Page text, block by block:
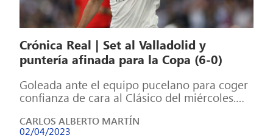
Crónica Real | Set al Valladolid y
puntería afinada para la Copa (6-0)
Goleada ante el equipo pucelano para coger
confianza de cara al Clásico del miércoles.
[…]
CARLOS ALBERTO MARTÍN
02/04/2023